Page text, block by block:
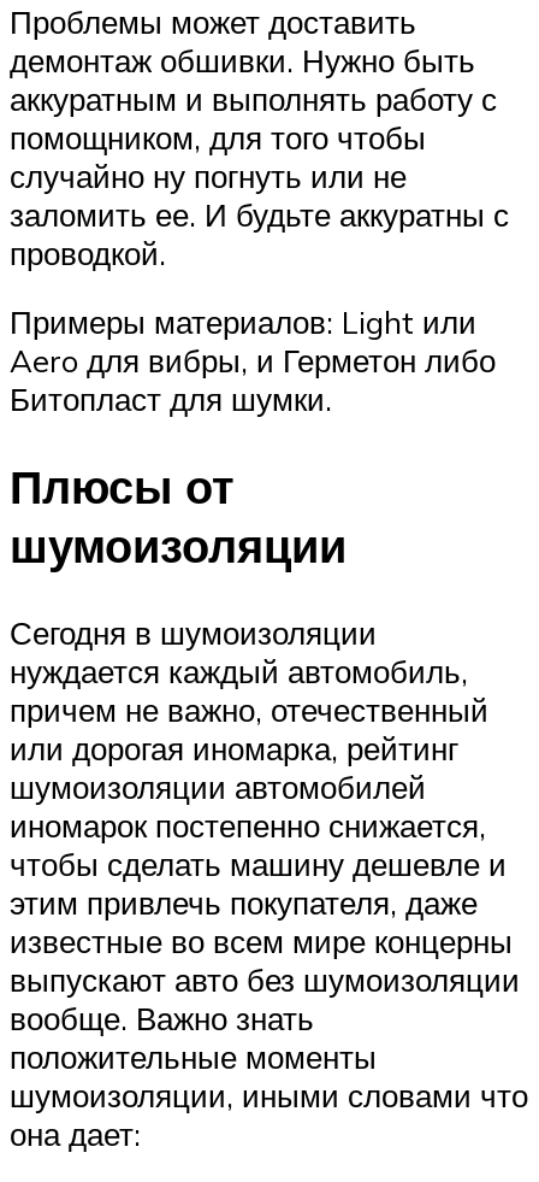
Проблемы может доставить
демонтаж обшивки. Нужно быть
аккуратным и выполнять работу с
помощником, для того чтобы
случайно ну погнуть или не
заломить ее. И будьте аккуратны с
проводкой.
Примеры материалов: Light или
Aero для вибры, и Герметон либо
Битопласт для шумки.
Плюсы от
шумоизоляции
Сегодня в шумоизоляции
нуждается каждый автомобиль,
причем не важно, отечественный
или дорогая иномарка, рейтинг
шумоизоляции автомобилей
иномарок постепенно снижается,
чтобы сделать машину дешевле и
этим привлечь покупателя, даже
известные во всем мире концерны
выпускают авто без шумоизоляции
вообще. Важно знать
положительные моменты
шумоизоляции, иными словами что
она дает: